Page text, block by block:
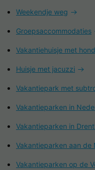
Weekendje weg
Groepsaccommodaties
Vakantiehuisje met hond
Huisje met jacuzzi
Vakantiepark met
Vakantieparken in
Vakantieparken in
Vakantieparken aan de
Vakantieparken op de